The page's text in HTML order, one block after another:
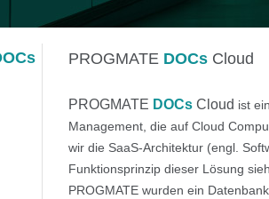
PROGMATE DOCs Cloud
PROGMATE DOCs Cloud ist
Management, die auf Cloud
wir die SaaS-Architektur (engl.
Funktionsprinzip dieser Lösung
PROGMATE wurden ein